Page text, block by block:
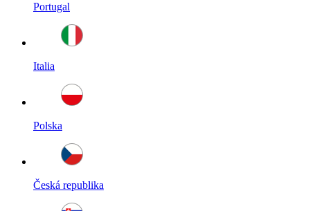
Portugal
Italia
Polska
Česká republika